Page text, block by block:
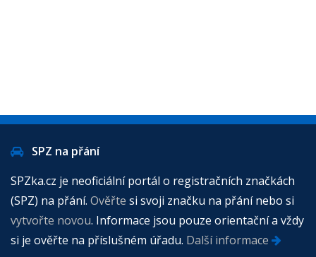
SPZ na přání
SPZka.cz je neoficiální portál o registračních značkách
(SPZ) na přání. Ověřte si svoji značku na přání nebo si
vytvořte novou. Informace jsou pouze orientační a vždy
si je ověřte na příslušném úřadu. Další informace